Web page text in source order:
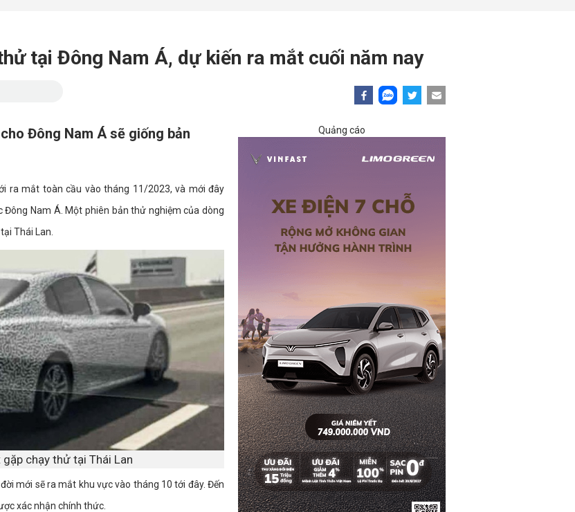
tại Đông Nam Á, dự kiến ra mắt cuối năm nay
Đông Nam Á sẽ giống bản
ra mắt toàn cầu vào tháng 11/2023, và mới đây
Nam Á. Một phiên bản thử nghiệm của dòng
Thái Lan.
chạy thử tại Thái Lan
mới sẽ ra mắt khu vực vào tháng 10 tới đây. Đến
xác nhận chính thức.
Quảng cáo